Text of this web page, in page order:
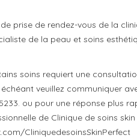
prise de rendez-vous de la
de la peau et soins
soins requiert une
veuillez communiquer
ou pour une réponse plus
de Clinique de soins
CliniquedesoinsSkinPerfect